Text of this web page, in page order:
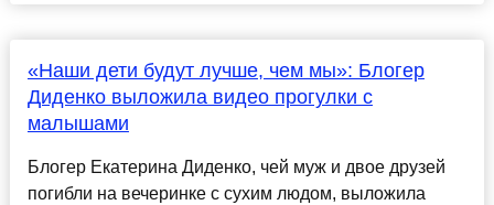
«Наши дети будут лучше, чем мы»: Блогер
Диденко выложила видео прогулки с
малышами
Блогер Екатерина Диденко, чей муж и двое друзей
погибли на вечеринке с сухим людом, выложила